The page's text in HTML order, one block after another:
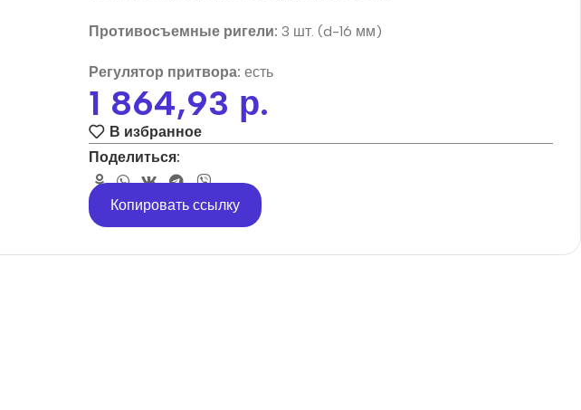
Противосъемные ригели: 3 шт. (d-16 мм)
Регулятор притвора: есть
1 864,93 р.
В избранное
Поделиться:
Копировать ссылку